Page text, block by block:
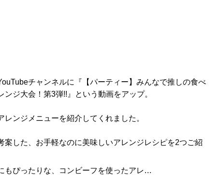
チャンネルに『【パーティー】みんなで推しの食べ
ジ大会！第3弾!!』という動画をアップ。
ンジメニューを紹介してくれました。
案した、お手軽なのに美味しいアレンジレシピを2つご紹
もぴったりな、コンビーフを使ったアレ…